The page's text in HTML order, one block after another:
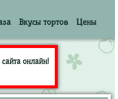
Вкусы тортов Цены
онлайн!